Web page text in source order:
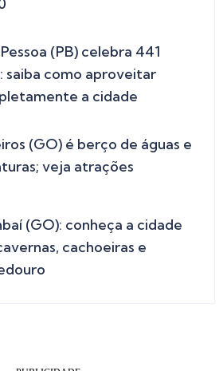
Pessoa (PB) celebra 441
saiba como aproveitar
a cidade
(GO) é berço de águas e
veja atrações
(GO): conheça a cidade
cachoeiras e